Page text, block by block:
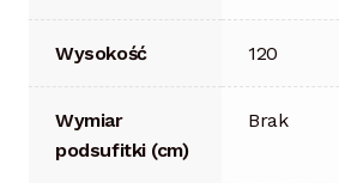
Wysokość 120
Wymiar
podsufitki (cm)
Brak